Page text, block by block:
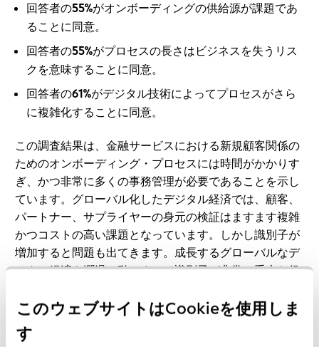
このウェブサイトはCookieを使用しま
す
回答者の55%がオンボーディングの供給源が課題であ
ることに同意。
回答者の55%がプロセスの長さはビジネスを失うリス
クを意味することに同意。
回答者の61%がデジタル技術によってプロセスがさら
に複雑化することに同意。
この調査結果は、金融サービスにおける新規顧客関係の
ためのオンボーディング・プロセスには時間がかかりす
ぎ、かつ非常に多くの事務管理が必要であることを示し
ています。グローバル化したデジタル経済では、顧客、
パートナー、サプライヤーの身元の検証はますます複雑
かつコストの高い課題となっています。しかし識別子が
増加すると問題も出てきます。成長するグローバルなデ
ジタル経済を潤滑に動かすには識別子が非常に重大な役
ます。
顧客関係が成立した後でさえ負担は継続します。顧客デ